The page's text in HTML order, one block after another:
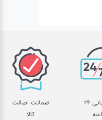
پشتیبانی 24
ضمانت اصالت
کالا